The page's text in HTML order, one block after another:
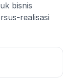
bisnis
realisasi